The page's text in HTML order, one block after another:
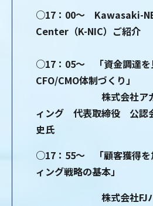
○17：00～ Kawasaki-
Center（K-NIC）ご紹介
○17：05～ 「資金調達を
CFO/CMO体制づくり」
株式会社アガッ
ィング 代表取締役 公
史氏
○17：55～ 「顧客獲得を
ィング戦略の基本」
株式会社FJパー